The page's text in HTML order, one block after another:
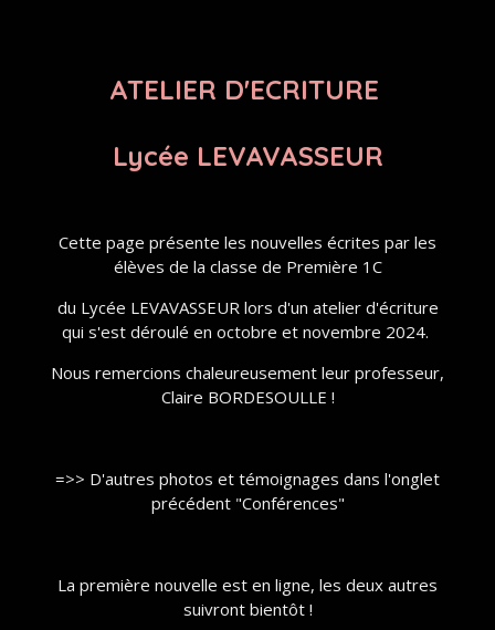
ATELIER D'ECRITURE
Lycée LEVAVASSEUR
Cette page présente les nouvelles écrites par les
élèves de la classe de Première 1C
du Lycée LEVAVASSEUR lors d'un atelier d'écriture
qui s'est déroulé en octobre et novembre 2024.
Nous remercions chaleureusement leur professeur,
Claire BORDESOULLE !
=>> D'autres photos et témoignages dans l'onglet
précédent "Conférences"
La première nouvelle est en ligne, les deux autres
suivront bientôt !